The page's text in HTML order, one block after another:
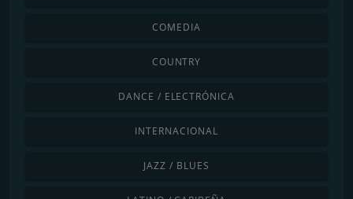
COMEDIA
COUNTRY
DANCE / ELECTRÓNICA
INTERNACIONAL
JAZZ / BLUES